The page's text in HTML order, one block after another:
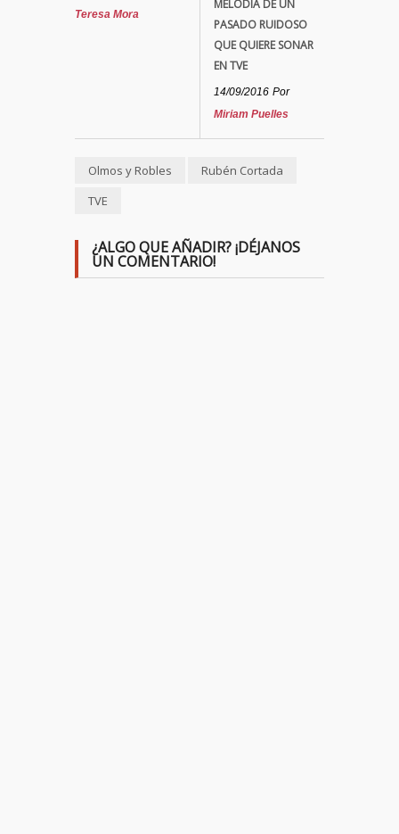
Teresa Mora
MELODÍA DE UN
PASADO RUIDOSO
QUE QUIERE SONAR
EN TVE
14/09/2016 Por
Miriam Puelles
Olmos y Robles
Rubén Cortada
TVE
¿ALGO QUE AÑADIR? ¡DÉJANOS
UN COMENTARIO!